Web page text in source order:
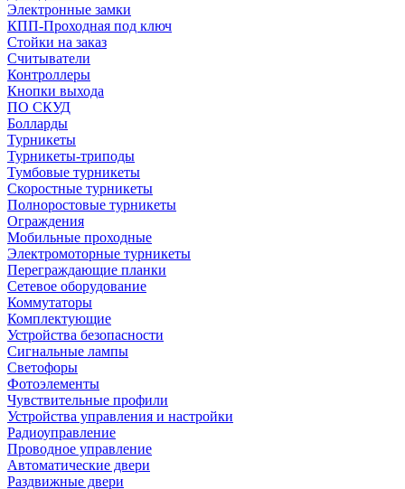
Электронные замки
КПП-Проходная под ключ
Стойки на заказ
Считыватели
Контроллеры
Кнопки выхода
ПО СКУД
Болларды
Турникеты
Турникеты-триподы
Тумбовые турникеты
Скоростные турникеты
Полноростовые турникеты
Ограждения
Мобильные проходные
Электромоторные турникеты
Переграждающие планки
Сетевое оборудование
Коммутаторы
Комплектующие
Устройства безопасности
Сигнальные лампы
Светофоры
Фотоэлементы
Чувствительные профили
Устройства управления и настройки
Радиоуправление
Проводное управление
Автоматические двери
Раздвижные двери